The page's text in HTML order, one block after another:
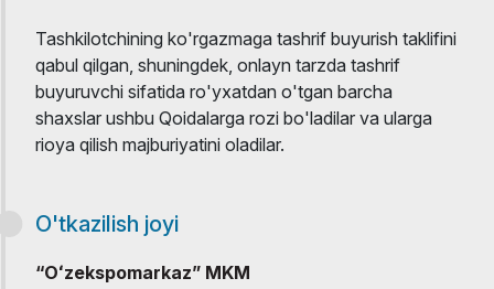
Tashkilotchining ko'rgazmaga tashrif buyurish taklifini
qabul qilgan, shuningdek, onlayn tarzda tashrif
buyuruvchi sifatida ro'yxatdan o'tgan barcha
shaxslar ushbu Qoidalarga rozi bo'ladilar va ularga
rioya qilish majburiyatini oladilar.
O'tkazilish joyi
“Oʻzekspomarkaz” MKM